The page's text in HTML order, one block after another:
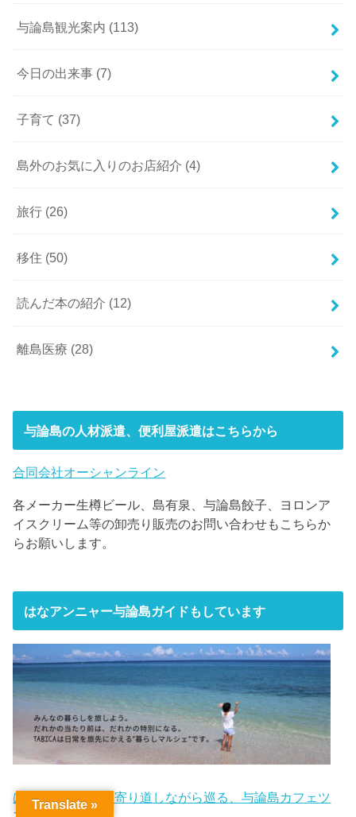
与論島観光案内 (113)
今日の出来事 (7)
子育て (37)
島外のお気に入りのお店紹介 (4)
旅行 (26)
移住 (50)
読んだ本の紹介 (12)
離島医療 (28)
与論島の人材派遣、便利屋派遣はこちらから
合同会社オーシャンライン
各メーカー生樽ビール、島有泉、与論島餃子、ヨロンア
イスクリーム等の卸売り販売のお問い合わせもこちらか
らお願いします。
はなアンニャー与論島ガイドもしています
はなアンニャーと寄り道しながら巡る、与論島カフェツ
Translate »